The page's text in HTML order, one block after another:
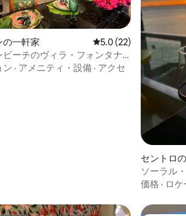
5.0つ星の平均評価
の一軒家 レビュー22件、5つ星
5.0 (22)
ビーチのヴィラ・フォンタナ
ミニアム
ン · アメニティ・設備 · アクセ
セントロ
ソーラル
の宿泊
価格 · ロ